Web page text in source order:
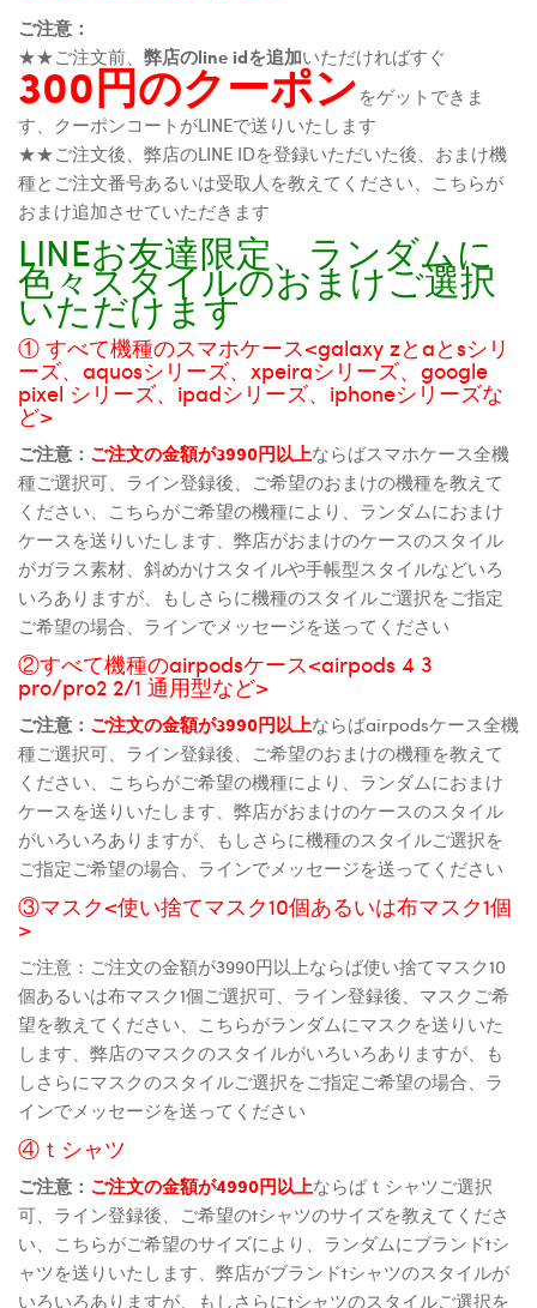
ご注意：
★★ご注文前、 弊店のline idを追加いただければすぐ
300円のクーポンをゲットできま
す、クーポンコートがLINEで送りいたします
★★ご注文後、弊店のLINE IDを登録いただいた後、おまけ機
種とご注文番号あるいは受取人を教えてください、こちらが
おまけ追加させていただきます
LINEお友達限定、ランダムに
色々スタイルのおまけご選択
いただけます
① すべて機種のスマホケース<galaxy zとaとsシリ
ーズ、aquosシリーズ、xpeiraシリーズ、google
pixel シリーズ、ipadシリーズ、iphoneシリーズな
ど>
ご注意： ご注文の金額が3990円以上ならばスマホケース全機
種ご選択可、ライン登録後、ご希望のおまけの機種を教えて
ください、こちらがご希望の機種により、ランダムにおまけ
ケースを送りいたします、弊店がおまけのケースのスタイル
がガラス素材、斜めかけスタイルや手帳型スタイルなどいろ
いろありますが、もしさらに機種のスタイルご選択をご指定
ご希望の場合、ラインでメッセージを送ってください
②すべて機種のairpodsケース<airpods 4 3
pro/pro2 2/1 通用型など>
ご注意： ご注文の金額が3990円以上ならばairpodsケース全機
種ご選択可、ライン登録後、ご希望のおまけの機種を教えて
ください、こちらがご希望の機種により、ランダムにおまけ
ケースを送りいたします、弊店がおまけのケースのスタイル
がいろいろありますが、もしさらに機種のスタイルご選択を
ご指定ご希望の場合、ラインでメッセージを送ってください
③マスク<使い捨てマスク10個あるいは布マスク1個
>
ご注意：ご注文の金額が3990円以上ならば使い捨てマスク10
個あるいは布マスク1個ご選択可、ライン登録後、マスクご希
望を教えてください、こちらがランダムにマスクを送りいた
します、弊店のマスクのスタイルがいろいろありますが、も
しさらにマスクのスタイルご選択をご指定ご希望の場合、ラ
インでメッセージを送ってください
④ｔシャツ
ご注意： ご注文の金額が4990円以上ならばｔシャツご選択
可、ライン登録後、ご希望のtシャツのサイズを教えてくださ
い、こちらがご希望のサイズにより、ランダムにブランドtシ
ャツを送りいたします、弊店がブランドtシャツのスタイルが
いろいろありますが、もしさらにtシャツのスタイルご選択を